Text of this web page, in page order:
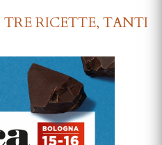
RICETTE, TANTI